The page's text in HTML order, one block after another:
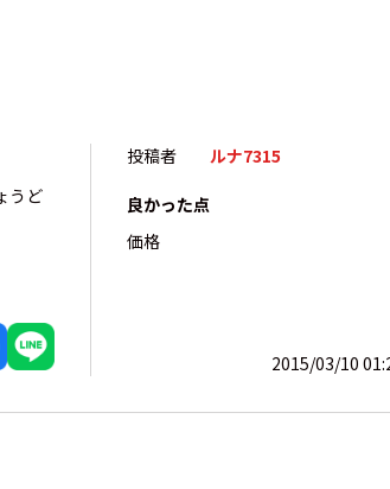
うど
投稿者 ルナ7315
良かった点
価格
2015/03/10